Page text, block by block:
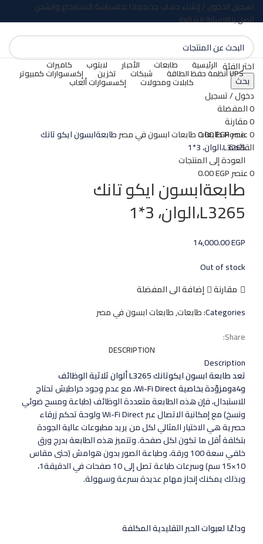
تسجيل الدخول / إنشاء حساب جديدماذا عناسياسة الاسترجاع والشحن
اتصل بناالاسئلة الشائعة
اختر الفئة
بحث
دخول / تسجيل
0المفضلة
0مقارنة
0عنصر 0.00EGP
القائمة
0عنصر 0.00EGP
الرئيسية طابعات الأحبار لابتوب كاميرات
UPS أنظمة حفظ الطاقة شبكات تخزين إكسسوارات كمبيوتر
كابلات ومحولات إكسسوارات ألعاب
بيعت كلها
اضغط للتكبير
Homeطابعاتطابعات ابسون في مصرطابعةابسون ايكو تانك
L3265،الوان، 3*1
العودة إلى المنتجات
طابعةابسون ايكو تانك
L3265،الوان، 3*1
14,000.00EGP
Out of stock
مقارنة
إضافة الى المفضلة
Categories: طابعات,طابعات ابسون في مصر
Share:
DESCRIPTION
Description
تعد طابعة ابسون ايكوتانك L3265 ألوان ثلاثية الوظائف
وa4ومزوّدة بخاصية Wi-Fi Direct،
مع عدم وجود خراطيش تحتاج
للاستبدال، فإن هذه الطابعة متعددة الوظائف (طباعة ومسح ضوئي
ونسخ) مع إمكانية الاتصال عبر Wi-Fi Direct ولوحة تحكم زرقاء
حصرية هي الاختيار المثالي لكل من يريد مطبوعات عالية الجودة
بتكلفة أقل ما تكون لكل صفحة. وتتميز هذه الطابعة بدرج ورق
خلفي سعة 100 ورقة، وطباعة الصور بدون هوامش (حتى مقاس
10×15 سم) وسرعات طباعة تصل إلى 10 صفحات في الدقيقة1،
وبذلك يمكنك إنجاز مهام عديدة بسرعة وسهولة.
وداعًا لعبوات الحبر التقليدية المكلفة